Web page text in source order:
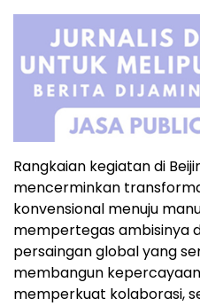
Rangkaian kegiatan di
mencerminkan
konvensional menuju
mempertegas ambisinya
persaingan global yang
membangun
memperkuat kolaborasi,